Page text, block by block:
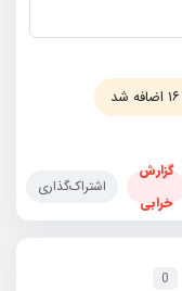
گزارش
خرابی
اشتراک‌گذاری
0